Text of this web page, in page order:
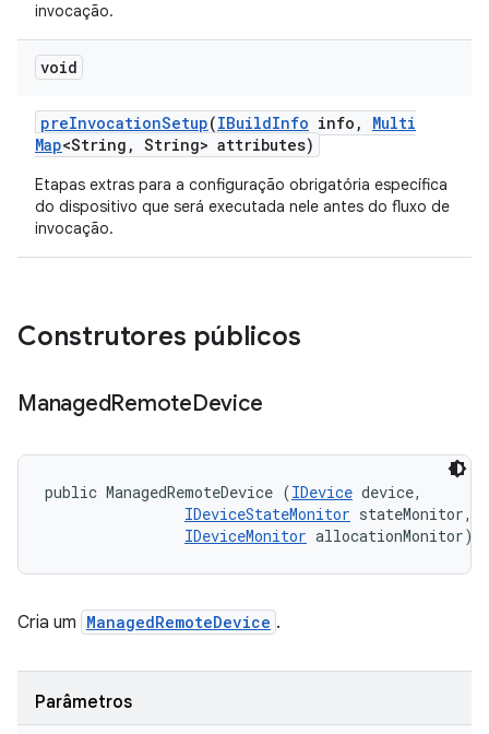
invocação.
void
preInvocationSetup(IBuildInfo info ,
Multi
Map<String , String> attributes)
Etapas extras para a configuração obrigatória específica
do dispositivo que será executada nele antes do fluxo de
invocação.
Construtores públicos
ManagedRemoteDevice
public ManagedRemoteDevice (IDevice device,
IDeviceStateMonitor stateMonitor,
IDeviceMonitor allocationMonitor)
Cria um ManagedRemoteDevice .
Parâmetros